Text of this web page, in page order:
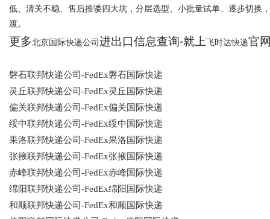
低、清关不稳、售后推诿四大坑，分层选型、小批量试单、逐步切换
渡。
更多北京国际快递公司进出口信息查询-就上飞时达快递官
磐石联邦快递公司-FedEx磐石国际快递
灵丘联邦快递公司-FedEx灵丘国际快递
偏关联邦快递公司-FedEx偏关国际快递
绥中联邦快递公司-FedEx绥中国际快递
果洛联邦快递公司-FedEx果洛国际快递
张掖联邦快递公司-FedEx张掖国际快递
赤峰联邦快递公司-FedEx赤峰国际快递
绵阳联邦快递公司-FedEx绵阳国际快递
和顺联邦快递公司-FedEx和顺国际快递